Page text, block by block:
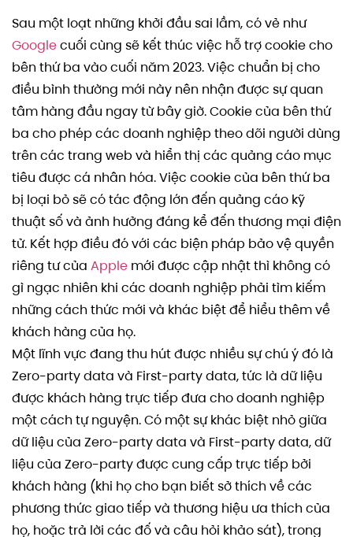
Sau một loạt những khởi đầu sai lầm, có vẻ như
Googlecuối cùng sẽ kết thúc việc hỗ trợ cookie cho
bên thứ ba vào cuối năm 2023. Việc chuẩn bị cho
điều bình thường mới này nên nhận được sự quan
tâm hàng đầu ngay từ bây giờ. Cookie của bên thứ
ba cho phép các doanh nghiệp theo dõi người dùng
trên các trang web và hiển thị các quảng cáo mục
tiêu được cá nhân hóa. Việc cookie của bên thứ ba
bị loại bỏ sẽ có tác động lớn đến quảng cáo kỹ
thuật số và ảnh hưởng đáng kể đến thương mại điện
tử. Kết hợp điều đó với các biện pháp bảo vệ quyền
riêng tư của Apple mới được cập nhật thì không có
gì ngạc nhiên khi các doanh nghiệp phải tìm kiếm
những cách thức mới và khác biệt để hiểu thêm về
khách hàng của họ.
Một lĩnh vực đang thu hút được nhiều sự chú ý đó là
Zero-party data và First-party data, tức là dữ liệu
được khách hàng trực tiếp đưa cho doanh nghiệp
một cách tự nguyện. Có một sự khác biệt nhỏ giữa
dữ liệu của Zero-party data và First-party data, dữ
liệu của Zero-party được cung cấp trực tiếp bởi
khách hàng (khi họ cho bạn biết sở thích về các
phương thức giao tiếp và thương hiệu ưa thích của
họ, hoặc trả lời các đố và câu hỏi khảo sát), trong